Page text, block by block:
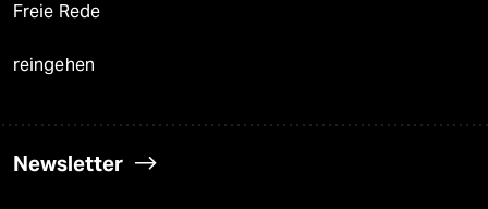
Freie Rede
reingehen
Newsletter